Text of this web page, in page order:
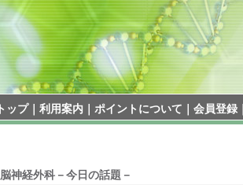
トップ｜ 利用案内 ポイントについて 会員登録｜
脳神経外科－今日の話題－